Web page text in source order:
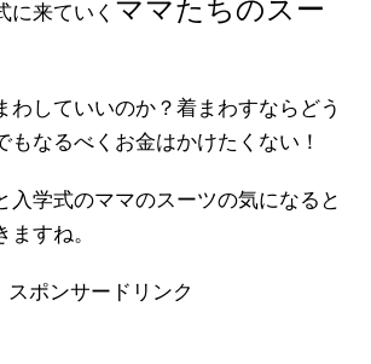
がっていた。友人たちに子どもが生まれて出産...
に来ていく ママたちのスー
わしていいのか？着まわすならどう
もなるべくお金はかけたくない！
入学式のママのスーツの気になると
すね。
スポンサードリンク